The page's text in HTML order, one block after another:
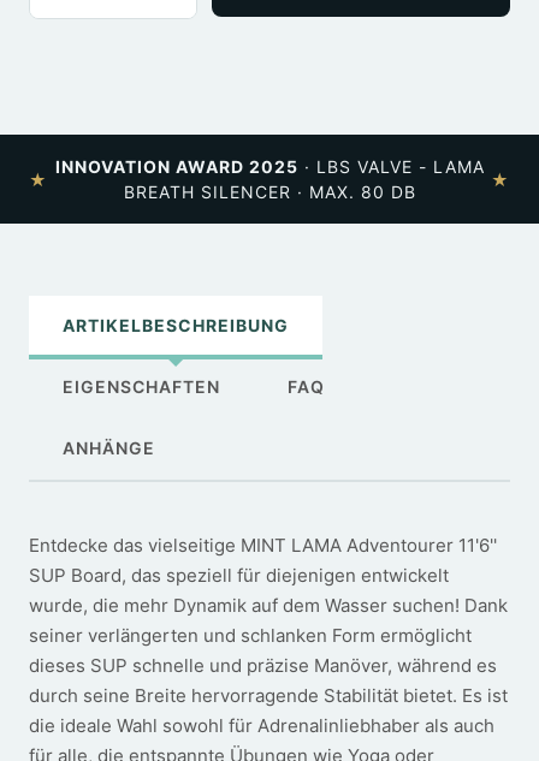
★
INNOVATION AWARD 2025 · LBS VALVE - LAMA
BREATH SILENCER · MAX. 80 DB
★
ARTIKELBESCHREIBUNG
EIGENSCHAFTEN FAQ
ANHÄNGE
Entdecke das vielseitige MINT LAMA Adventourer 11'6''
SUP Board, das speziell für diejenigen entwickelt
wurde, die mehr Dynamik auf dem Wasser suchen! Dank
seiner verlängerten und schlanken Form ermöglicht
dieses SUP schnelle und präzise Manöver, während es
durch seine Breite hervorragende Stabilität bietet. Es ist
die ideale Wahl sowohl für Adrenalinliebhaber als auch
für alle, die entspannte Übungen wie Yoga oder